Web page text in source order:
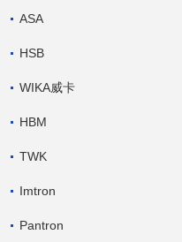
ASA
HSB
WIKA威卡
HBM
TWK
Imtron
Pantron